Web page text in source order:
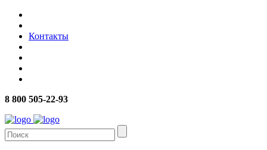
Контакты
8 800 505-22-93